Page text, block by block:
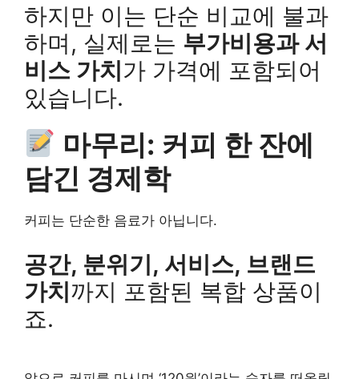
하지만 이는 단순 비교에 불과
하며, 실제로는 부가비용과 서
비스 가치가 가격에 포함되어
있습니다.
마무리: 커피 한 잔에
담긴 경제학
커피는 단순한 음료가 아닙니다.
공간, 분위기, 서비스, 브랜드
가치 까지 포함된 복합 상품이
죠.